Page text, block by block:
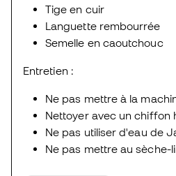
Tige en cuir
Languette rembourrée
Semelle en caoutchouc
Entretien :
Ne pas mettre à la
Nettoyer avec un chiffon
Ne pas utiliser d'eau de
Ne pas mettre au sèche-